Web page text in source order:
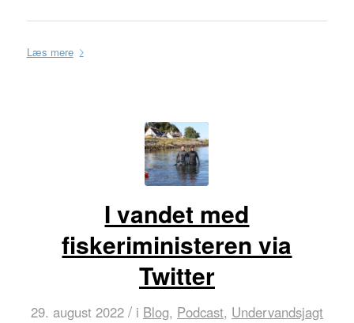
Læs mere
I vandet med
fiskeriministeren via
Twitter
29. august 2022 / i Blog, Podcast, Undervandsjagt